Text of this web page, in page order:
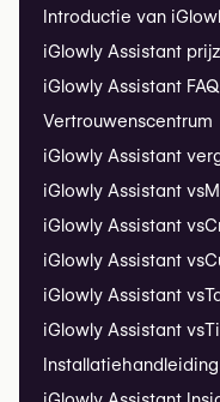
Introductie van
iGlowly Assistant
iGlowly Assistant FAQ
Vertrouwenscentrum
iGlowly Assistant
iGlowly Assistant vs
iGlowly Assistant vs
iGlowly Assistant vs
iGlowly Assistant vs
iGlowly Assistant vs
Installatiehandleiding